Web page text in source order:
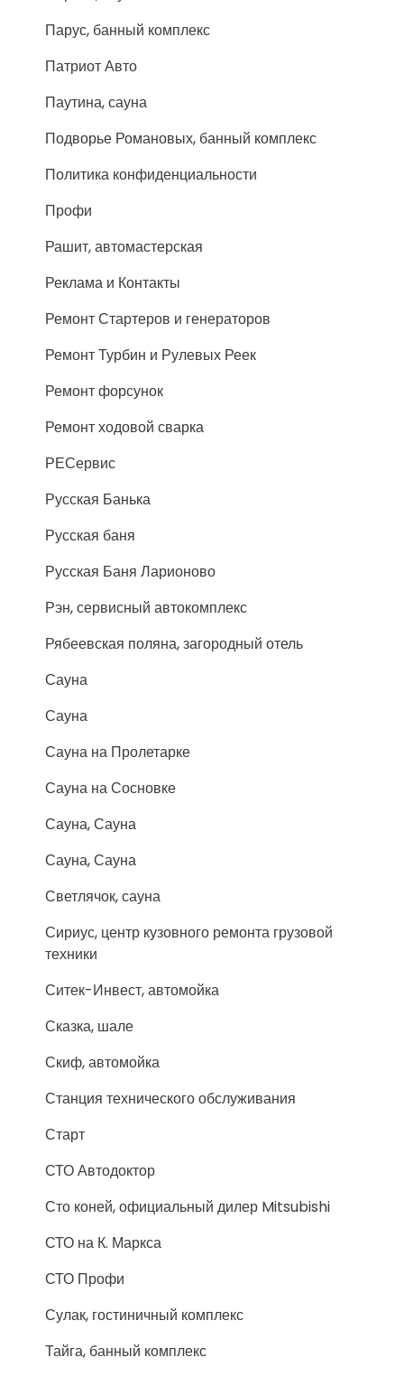
Парус, банный комплекс
Патриот Авто
Паутина, сауна
Подворье Романовых, банный комплекс
Политика конфиденциальности
Профи
Рашит, автомастерская
Реклама и Контакты
Ремонт Стартеров и генераторов
Ремонт Турбин и Рулевых Реек
Ремонт форсунок
Ремонт ходовой сварка
РЕСервис
Русская Банька
Русская баня
Русская Баня Ларионово
Рэн, сервисный автокомплекс
Рябеевская поляна, загородный отель
Сауна
Сауна
Сауна на Пролетарке
Сауна на Сосновке
Сауна, Сауна
Сауна, Сауна
Светлячок, сауна
Сириус, центр кузовного ремонта грузовой
техники
Ситек-Инвест, автомойка
Сказка, шале
Скиф, автомойка
Станция технического обслуживания
Старт
СТО Автодоктор
Сто коней, официальный дилер Mitsubishi
СТО на К. Маркса
СТО Профи
Сулак, гостиничный комплекс
Тайга, банный комплекс